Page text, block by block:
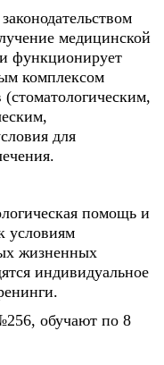
медицинской
функционирует
комплексом
для
помощь и
условиям
жизненных
индивидуальное
обучают по 8